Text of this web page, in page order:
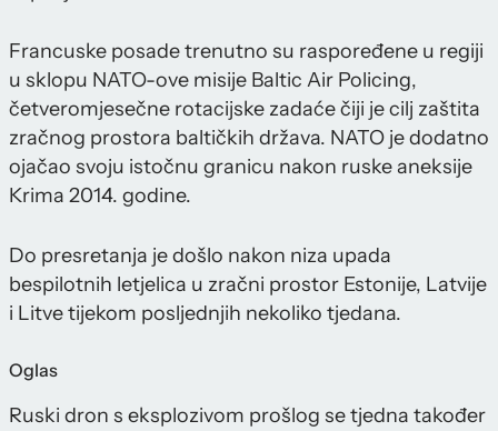
Francuske posade trenutno su raspoređene u regiji
u sklopu NATO-ove misije Baltic Air Policing,
četveromjesečne rotacijske zadaće čiji je cilj zaštita
zračnog prostora baltičkih država. NATO je dodatno
ojačao svoju istočnu granicu nakon ruske aneksije
Krima 2014. godine.
Do presretanja je došlo nakon niza upada
bespilotnih letjelica u zračni prostor Estonije, Latvije
i Litve tijekom posljednjih nekoliko tjedana.
Oglas
Ruski dron s eksplozivom prošlog se tjedna također